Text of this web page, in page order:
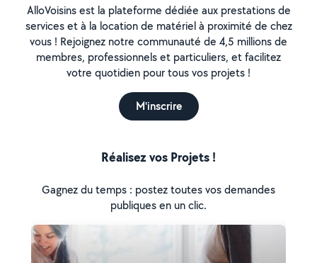
AlloVoisins est la plateforme dédiée aux prestations de
services et à la location de matériel à proximité de chez
vous ! Rejoignez notre communauté de 4,5 millions de
membres, professionnels et particuliers, et facilitez
votre quotidien pour tous vos projets !
M'inscrire
Réalisez vos Projets !
Gagnez du temps : postez toutes vos demandes
publiques en un clic.